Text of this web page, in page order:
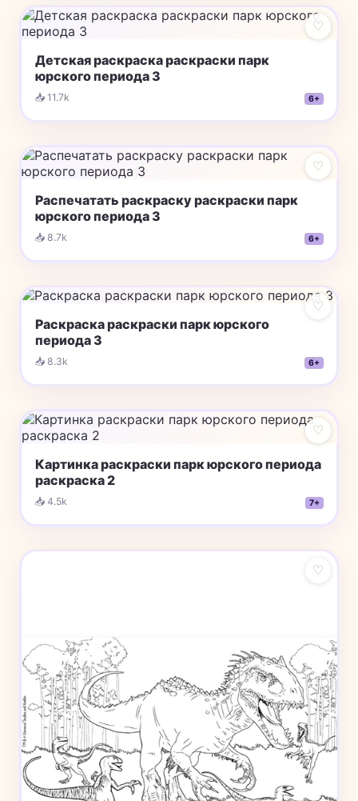
♡
Детская раскраска раскраски парк
юрского периода 3
📥 11.7k 6+
♡
Распечатать раскраску раскраски парк
юрского периода 3
📥 8.7k 6+
♡
Раскраска раскраски парк юрского
периода 3
📥 8.3k 6+
♡
Картинка раскраски парк юрского периода
раскраска 2
📥 4.5k 7+
♡